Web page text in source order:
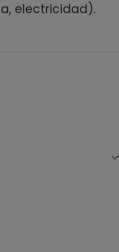
electricidad).